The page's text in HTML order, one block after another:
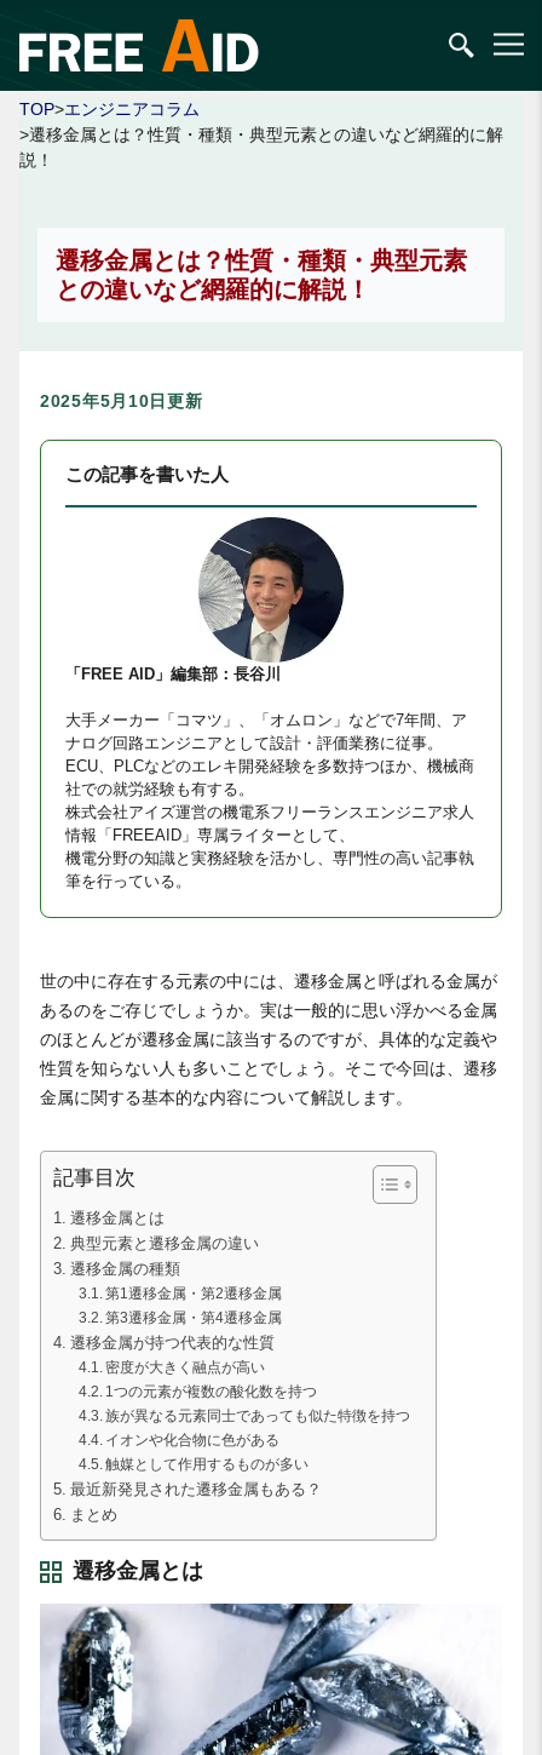
TOP>エンジニアコラム
>遷移金属とは？性質・種類・典型元素との違いなど網羅的に解
説！
遷移金属とは？性質・種類・典型元素
との違いなど網羅的に解説！
2025年5月10日更新
この記事を書いた人
「FREE AID」編集部：長谷川
大手メーカー「コマツ」、「オムロン」などで7年間、ア
ナログ回路エンジニアとして設計・評価業務に従事。
ECU、PLCなどのエレキ開発経験を多数持つほか、機械商
社での就労経験も有する。
株式会社アイズ運営の機電系フリーランスエンジニア求人
情報「FREEAID」専属ライターとして、
機電分野の知識と実務経験を活かし、専門性の高い記事執
筆を行っている。
世の中に存在する元素の中には、遷移金属と呼ばれる金属が
あるのをご存じでしょうか。実は一般的に思い浮かべる金属
のほとんどが遷移金属に該当するのですが、具体的な定義や
性質を知らない人も多いことでしょう。そこで今回は、遷移
金属に関する基本的な内容について解説します。
記事目次
遷移金属とは
典型元素と遷移金属の違い
遷移金属の種類
第1遷移金属・第2遷移金属
第3遷移金属・第4遷移金属
遷移金属が持つ代表的な性質
密度が大きく融点が高い
1つの元素が複数の酸化数を持つ
族が異なる元素同士であっても似た特徴を持つ
イオンや化合物に色がある
触媒として作用するものが多い
最近新発見された遷移金属もある？
まとめ
遷移金属とは